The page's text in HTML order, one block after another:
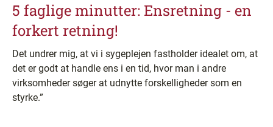
5 faglige minutter: Ensretning - en
forkert retning!
Det undrer mig, at vi i sygeplejen fastholder idealet om, at
det er godt at handle ens i en tid, hvor man i andre
virksomheder søger at udnytte forskelligheder som en
styrke.”